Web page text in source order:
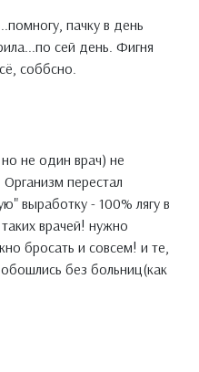
пачку в день
сей день. Фигня
соббсно.
не один врач) не
перестал
выработку - 100% лягу в
врачей! нужно
бросать и совсем! и те,
без больниц(как